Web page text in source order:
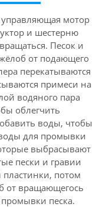
управляющая мотор
и шестерню
Песок и
от подающего
перекатываются
примеси на
водяного пара
облегчить
воды, чтобы
для промывки
выбрасывают
пески и гравии
потом
от вращающегось
песка.